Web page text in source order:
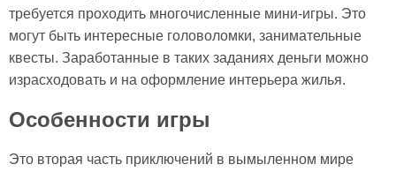
требуется проходить многочисленные мини-игры. Это
могут быть интересные головоломки, занимательные
квесты. Заработанные в таких заданиях деньги можно
израсходовать и на оформление интерьера жилья.
Особенности игры
Это вторая часть приключений в вымыленном мире